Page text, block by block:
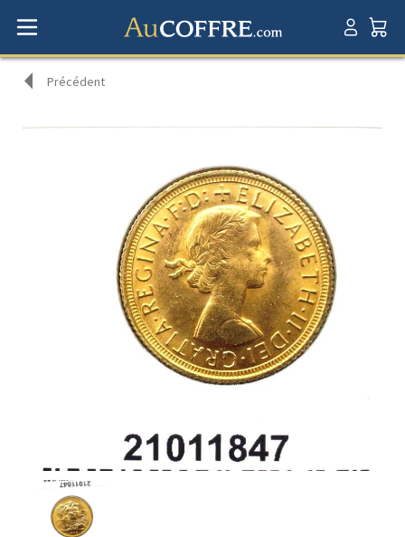
Précédent
Avers
produit